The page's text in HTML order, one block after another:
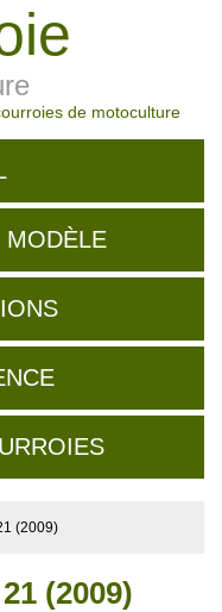
de motoculture
MODÈLE
(2009)
(2009)